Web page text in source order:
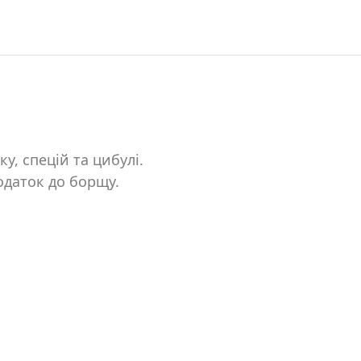
спецій та цибулі.
до борщу.